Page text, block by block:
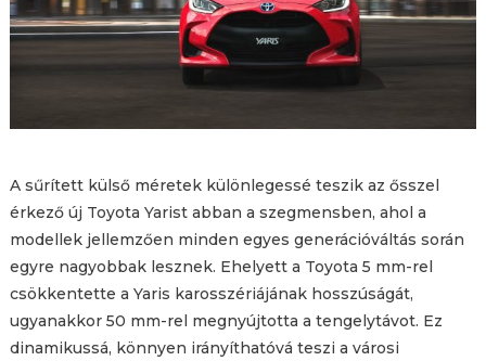
A sűrített külső méretek különlegessé teszik az ősszel
érkező új Toyota Yarist abban a szegmensben, ahol a
modellek jellemzően minden egyes generációváltás során
egyre nagyobbak lesznek. Ehelyett a Toyota 5 mm-rel
csökkentette a Yaris karosszériájának hosszúságát,
ugyanakkor 50 mm-rel megnyújtotta a tengelytávot. Ez
dinamikussá, könnyen irányíthatóvá teszi a városi